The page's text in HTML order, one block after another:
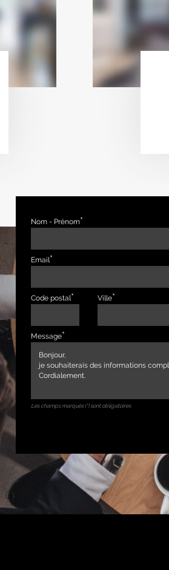
Nom - Prénom
Email
Code postal Ville
Message
Les champs marqués (*) sont obligatoires